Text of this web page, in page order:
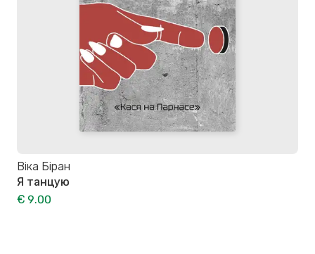
Віка Біран
Я танцую
€ 9.00